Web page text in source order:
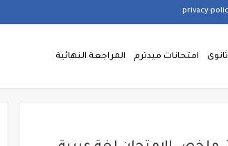
ثانوى امتحانات ميدترم المراجعة النهائية